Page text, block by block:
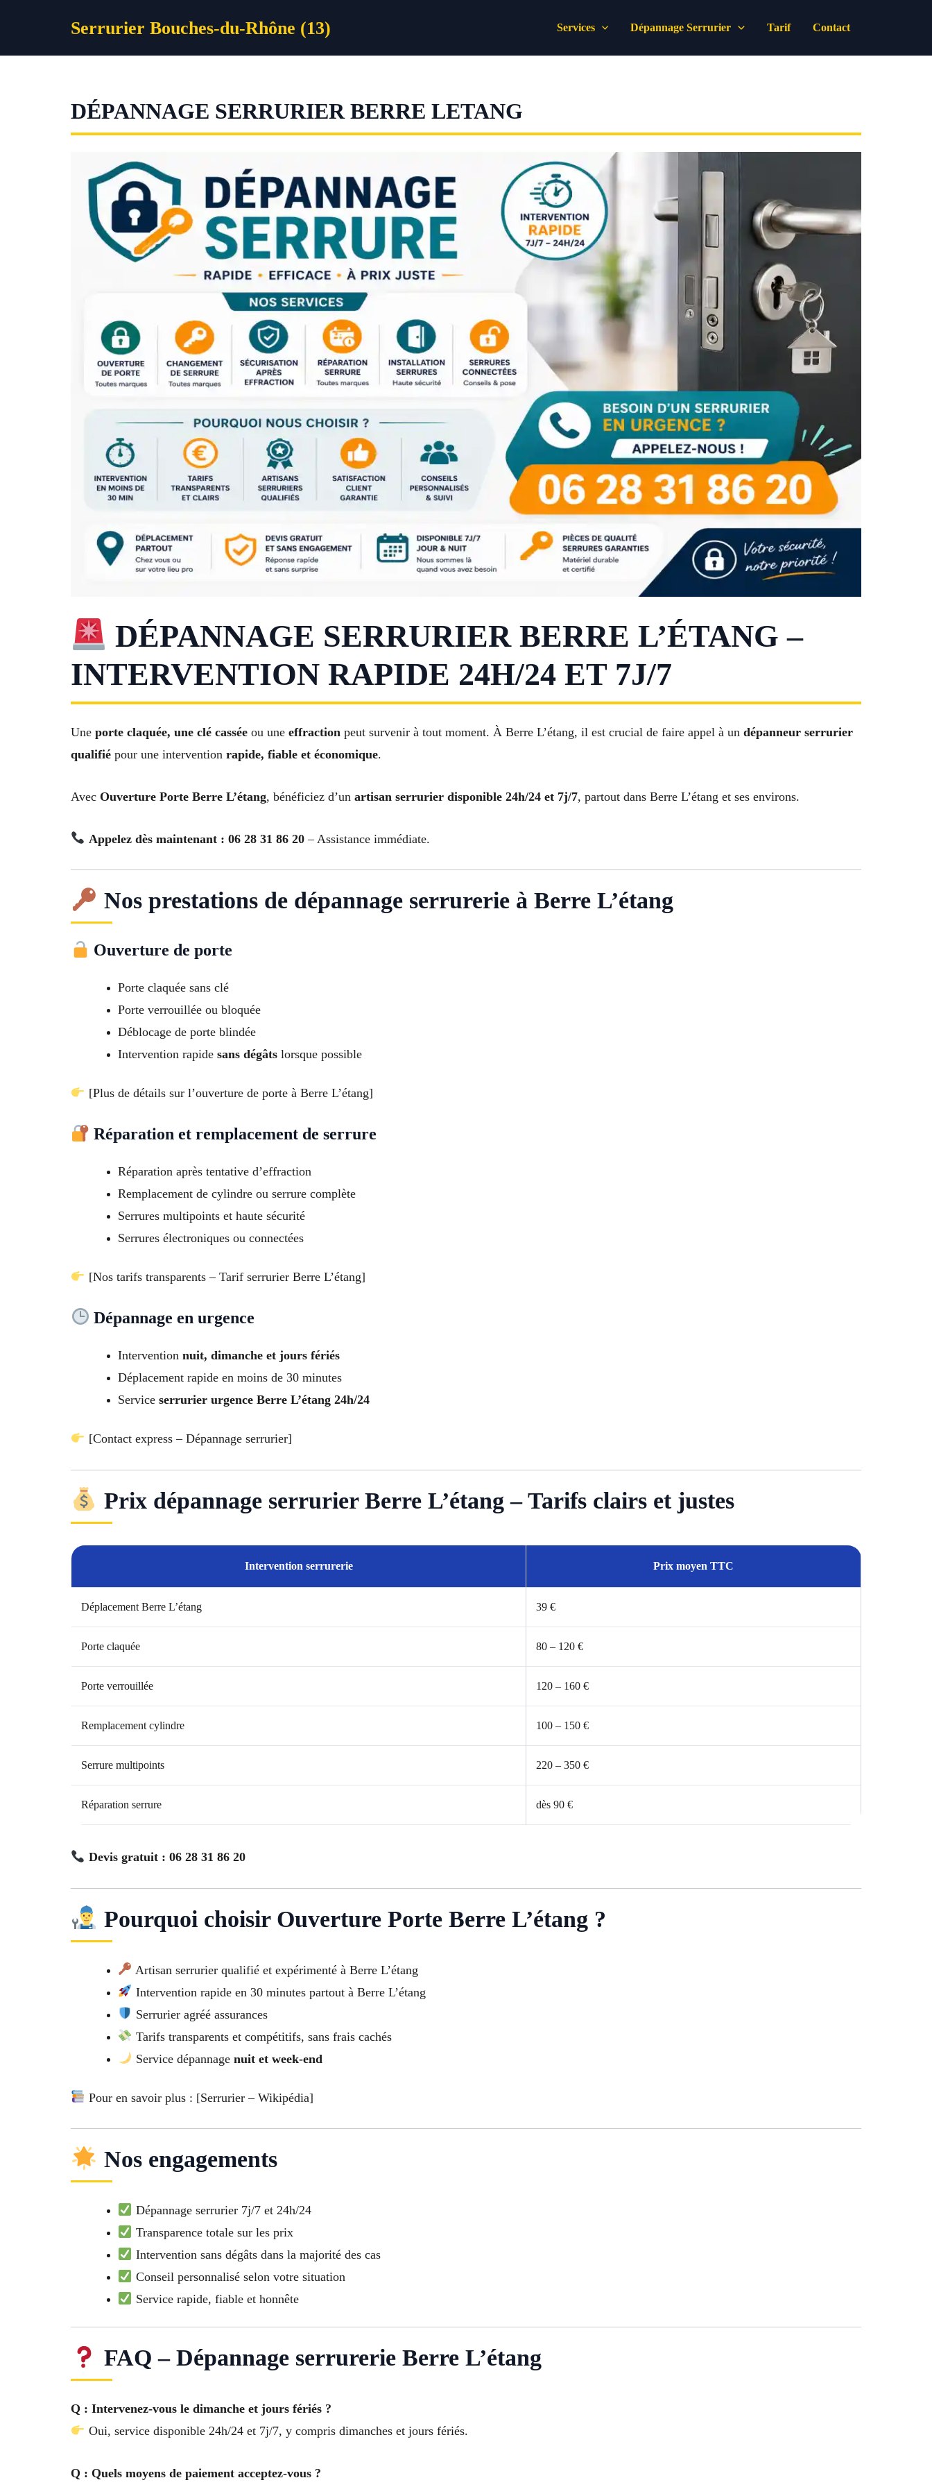
Serrurier Bouches-du-Rhône (13) Services Dépannage Serrurier Tarif Contact
DÉPANNAGE SERRURIER BERRE LETANG
DÉPANNAGE SERRURIER BERRE L’ÉTANG –
INTERVENTION RAPIDE 24H/24 ET 7J/7
Une porte claquée, une clé cassée ou une effraction peut survenir à tout moment. À Berre L’étang, il est crucial de faire appel à un dépanneur serrurier
qualifié pour une intervention rapide, fiable et économique.
Avec Ouverture Porte Berre L’étang, bénéficiez d’un artisan serrurier disponible 24h/24 et 7j/7, partout dans Berre L’étang et ses environs.
Appelez dès maintenant : 06 28 31 86 20– Assistance immédiate.
Nos prestations de dépannage serrurerie à Berre L’étang
Ouverture de porte
Porte claquée sans clé
Porte verrouillée ou bloquée
Déblocage de porte blindée
Intervention rapide sans dégâts lorsque possible
[Plus de détails sur l’ouverture de porte à Berre L’étang]
Réparation et remplacement de serrure
Réparation après tentative d’effraction
Remplacement de cylindre ou serrure complète
Serrures multipoints et haute sécurité
Serrures électroniques ou connectées
[Nos tarifs transparents – Tarif serrurier Berre L’étang]
Dépannage en urgence
Intervention nuit, dimanche et jours fériés
Déplacement rapide en moins de 30 minutes
Service serrurier urgence Berre L’étang 24h/24
[Contact express – Dépannage serrurier]
Prix dépannage serrurier Berre L’étang – Tarifs clairs et justes
Intervention serrurerie Prix moyen TTC
Déplacement Berre L’étang 39 €
Porte claquée 80 – 120 €
Porte verrouillée 120 – 160 €
Remplacement cylindre 100 – 150 €
Serrure multipoints 220 – 350 €
Réparation serrure dès 90 €
Devis gratuit : 06 28 31 86 20
Pourquoi choisir Ouverture Porte Berre L’étang ?
Artisan serrurier qualifié et expérimenté à Berre L’étang
Intervention rapide en 30 minutes partout à Berre L’étang
Serrurier agréé assurances
Tarifs transparents et compétitifs, sans frais cachés
Service dépannage nuit et week-end
Pour en savoir plus : [Serrurier – Wikipédia]
Nos engagements
Dépannage serrurier 7j/7 et 24h/24
Transparence totale sur les prix
Intervention sans dégâts dans la majorité des cas
Conseil personnalisé selon votre situation
Service rapide, fiable et honnête
FAQ – Dépannage serrurerie Berre L’étang
Q : Intervenez-vous le dimanche et jours fériés ?
Oui, service disponible 24h/24 et 7j/7, y compris dimanches et jours fériés.
Q : Quels moyens de paiement acceptez-vous ?